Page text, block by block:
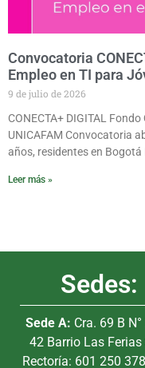
Convocatoria
Empleo en TI para
9 de julio de 2026
CONECTA+ DIGITAL
UNICAFAM Convocatoria
años, residentes en Bogotá
Leer más »
Sedes:
Sede A: Cra. 69 B
42 Barrio Las Ferias
Rectoría: 601 250